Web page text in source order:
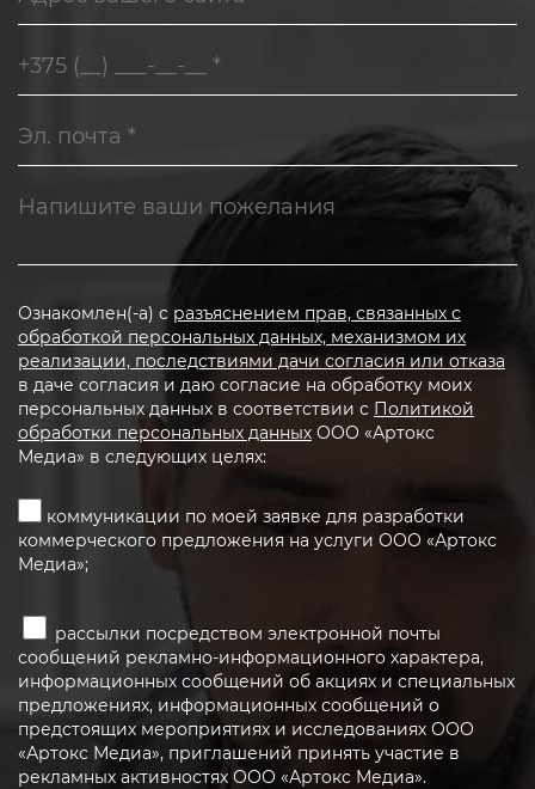
Ознакомлен(-а) с разъяснением прав, связанных с
обработкой персональных данных, механизмом их
реализации, последствиями дачи согласия или отказа
в даче согласия и даю согласие на обработку моих
персональных данных в соответствии с Политикой
обработки персональных данных ООО «Артокс
Медиа» в следующих целях:
коммуникации по моей заявке для разработки
коммерческого предложения на услуги ООО «Артокс
Медиа»;
рассылки посредством электронной почты
сообщений рекламно-информационного характера,
информационных сообщений об акциях и специальных
предложениях, информационных сообщений о
предстоящих мероприятиях и исследованиях ООО
«Артокс Медиа», приглашений принять участие в
рекламных активностях ООО «Артокс Медиа».